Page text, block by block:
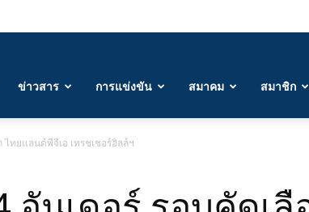
ข่าวสาร การแข่งขัน สมาคม สมาชิก
ทยแลนด์พีจีเอ เทรชเชอร์ฮิลล์ฯ